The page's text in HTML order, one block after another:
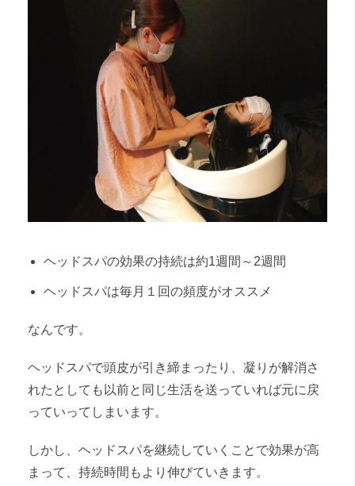
ヘッドスパの効果の持続は約1週間～2週間
ヘッドスパは毎月１回の頻度がオススメ
なんです。
ヘッドスパで頭皮が引き締まったり、凝りが解消さ
れたとしても以前と同じ生活を送っていれば元に戻
っていってしまいます。
しかし、ヘッドスパを継続していくことで効果が高
まって、持続時間もより伸びていきます。